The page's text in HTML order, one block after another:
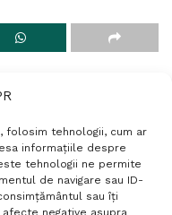
folosim tehnologii, cum ar
informațiile despre
tehnologii ne permite
de navigare sau ID-
sau îți
negative asupra
confidențialitate